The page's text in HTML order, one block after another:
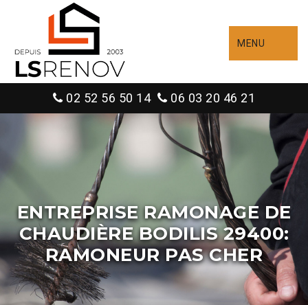
MENU
02 52 56 50 14 06 03 20 46 21
ENTREPRISE RAMONAGE DE
CHAUDIÈRE BODILIS 29400:
RAMONEUR PAS CHER